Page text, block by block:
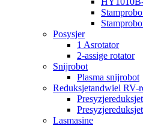
Posysjer
1 Asrotator
2-assige rotator
Snijrobot
Plasma snijrobot
Reduksjetandwiel RV-
Lasmasine